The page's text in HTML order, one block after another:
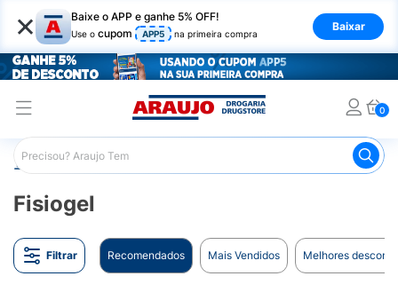
× Baixe o APP e ganhe 5% OFF!
Use o cupom APP5 na primeira compra
Baixar
0
Araujo Marcas
Fisiogel
Filtrar Recomendados Mais Vendidos Melhores